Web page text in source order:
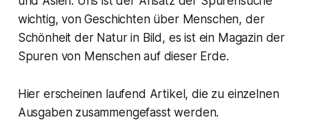
wichtig, von Geschichten über Menschen, der
Schönheit der Natur in Bild, es ist ein Magazin der
Spuren von Menschen auf dieser Erde.
Hier erscheinen laufend Artikel, die zu einzelnen
Ausgaben zusammengefasst werden.